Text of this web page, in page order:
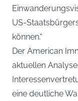
US-
können.“
Der American
aktuellen
eine deutliche